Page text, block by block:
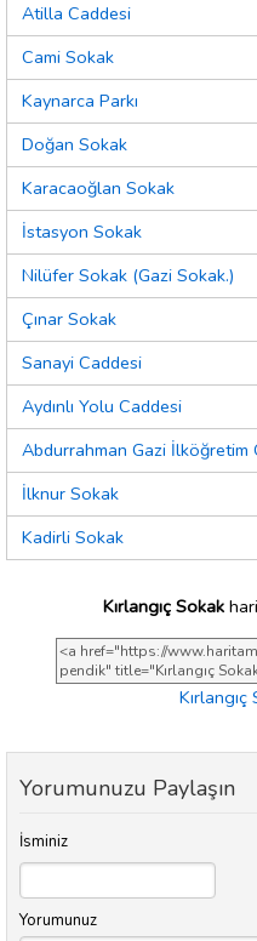
Atilla Caddesi
Cami Sokak
Kaynarca Parkı
Doğan Sokak
Karacaoğlan Sokak
İstasyon Sokak
Nilüfer Sokak (Gazi Sokak.)
Çınar Sokak
Sanayi Caddesi
Aydınlı Yolu Caddesi
Abdurrahman Gazi İlköğretim
İlknur Sokak
Kadirli Sokak
Kırlangıç Sokak
Kırlangıç
Yorumunuzu Paylaşın
İsminiz
Yorumunuz